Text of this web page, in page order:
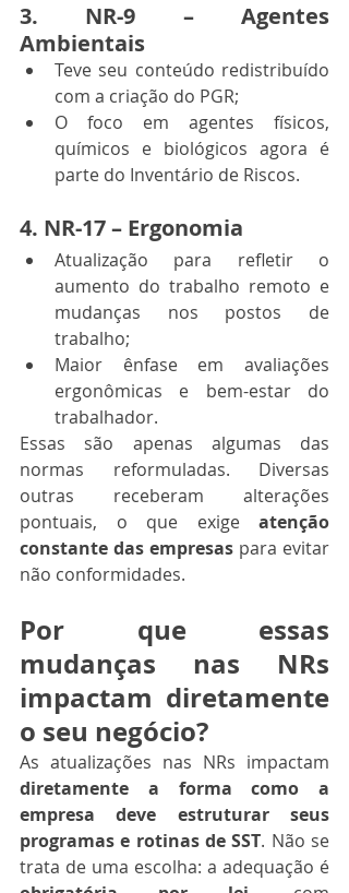
3. NR-9 – Agentes
Ambientais
Teve seu conteúdo redistribuído
com a criação do PGR;
O foco em agentes físicos,
químicos e biológicos agora é
parte do Inventário de Riscos.
4. NR-17 – Ergonomia
Atualização para refletir o
aumento do trabalho remoto e
mudanças nos postos de
trabalho;
Maior ênfase em avaliações
ergonômicas e bem-estar do
trabalhador.
Essas são apenas algumas das
normas reformuladas. Diversas
outras receberam alterações
pontuais, o que exige atenção
constante das empresas para evitar
não conformidades.
Por que essas
mudanças nas NRs
impactam diretamente
o seu negócio?
diretamente a forma como a
empresa deve estruturar seus
programas e rotinas de SST. Não se